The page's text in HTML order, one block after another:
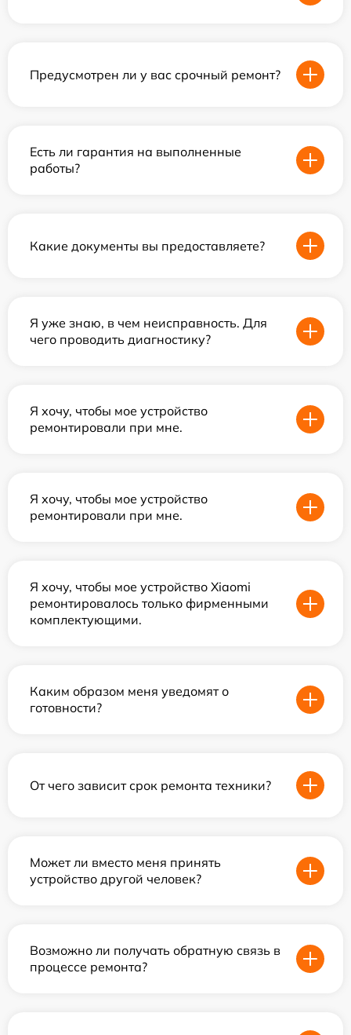
Предусмотрен ли у вас срочный ремонт?
Есть ли гарантия на выполненные
работы?
Какие документы вы предоставляете?
Я уже знаю, в чем неисправность. Для
чего проводить диагностику?
Я хочу, чтобы мое устройство
ремонтировали при мне.
Я хочу, чтобы мое устройство
ремонтировали при мне.
Я хочу, чтобы мое устройство Xiaomi
ремонтировалось только фирменными
комплектующими.
Каким образом меня уведомят о
готовности?
От чего зависит срок ремонта техники?
Может ли вместо меня принять
устройство другой человек?
Возможно ли получать обратную связь в
процессе ремонта?